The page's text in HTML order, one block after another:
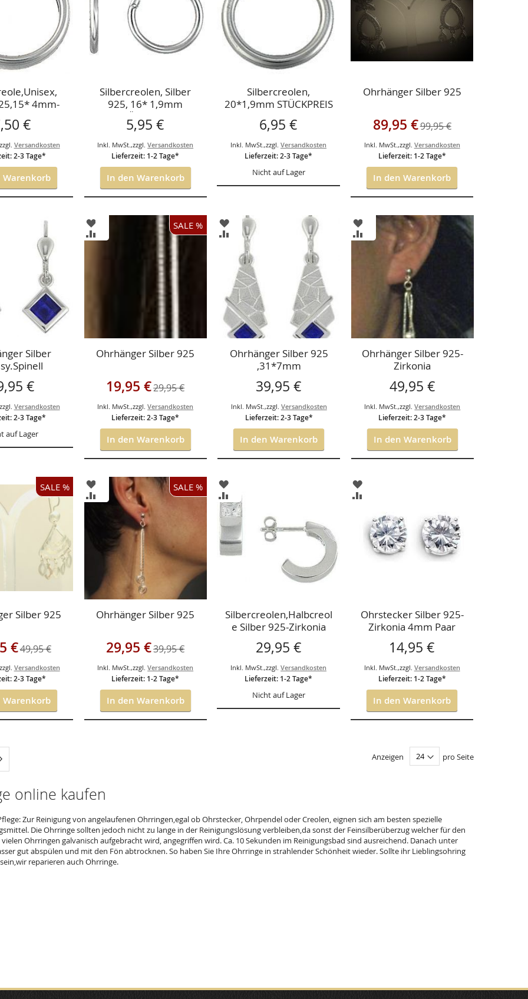
4mm-
€
zzgl. Versandkosten
2-3 Tage*
Warenkorb
Silbercreolen, Silber
925, 16* 1,9mm
STÜCKPREIS
5,95 €
Inkl. MwSt.,zzgl.Versandkosten
Lieferzeit: 1-2 Tage*
In den Warenkorb
Silbercreolen,
20*1,9mm STÜCKPREIS
6,95 €
Inkl. MwSt.,zzgl.Versandkosten
Lieferzeit: 2-3 Tage*
Nicht auf Lager
Ohrhänger Silber 925
Sonderangebot
89,95 €99,95 €
Inkl. MwSt.,zzgl. Versandkosten
Lieferzeit: 1-2 Tage*
In den Warenkorb
Silber
€
zzgl. Versandkosten
2-3 Tage*
auf Lager
ZUR
WUNSCHLISTE
HINZUFÜGEN
ZUR
VERGLEICHSLISTE
SALE %
Ohrhänger Silber 925
Sonderangebot
19,95 €29,95 €
Inkl. MwSt.,zzgl.Versandkosten
Lieferzeit: 2-3 Tage*
In den Warenkorb
ZUR
WUNSCHLISTE
HINZUFÜGEN
ZUR
VERGLEICHSLISTE
HINZUFÜGEN
Ohrhänger Silber 925
,31*7mm
39,95 €
Inkl. MwSt. ,zzgl. Versandkosten
Lieferzeit: 2-3 Tage*
In den Warenkorb
ZUR
WUNSCHLISTE
HINZUFÜGEN
ZUR
VERGLEICHSLISTE
HINZUFÜGEN
Ohrhänger Silber 925-
Zirkonia
49,95 €
Inkl. MwSt.,zzgl.Versandkosten
Lieferzeit: 2-3 Tage*
In den Warenkorb
SALE %
Silber 925
€49,95 €
zzgl. Versandkosten
2-3 Tage*
Warenkorb
ZUR
WUNSCHLISTE
HINZUFÜGEN
ZUR
VERGLEICHSLISTE
HINZUFÜGEN
SALE %
Ohrhänger Silber 925
Sonderangebot
29,95 €39,95 €
Inkl. MwSt.,zzgl.Versandkosten
Lieferzeit: 1-2 Tage*
In den Warenkorb
ZUR
WUNSCHLISTE
HINZUFÜGEN
ZUR
VERGLEICHSLISTE
HINZUFÜGEN
Silbercreolen,Halbcreol
e Silber 925-Zirkonia
29,95 €
Inkl. MwSt.,zzgl.Versandkosten
Lieferzeit: 1-2 Tage*
Nicht auf Lager
ZUR
WUNSCHLISTE
ZUR
HINZUFÜGEN
Ohrstecker Silber 925-
Zirkonia 4mm Paar
14,95 €
Inkl. MwSt. ,zzgl. Versandkosten
Lieferzeit: 1-2 Tage*
In den Warenkorb
Seite Anzeigen pro Seite
online kaufen
Zur Reinigung von angelaufenen Ohrringen,egal ob Ohrstecker, Ohrpendel oder Creolen, eignen sich am besten spezielle
Die Ohrringe sollten jedoch nicht zu lange in der Reinigungslösung verbleiben,da sonst der Feinsilberüberzug welcher für den
Ohrringen galvanisch aufgebracht wird, angegriffen wird. Ca. 10 Sekunden im Reinigungsbad sind ausreichend. Danach unter
gut abspülen und mit den Fön abtrocknen. So haben Sie Ihre Ohrringe in strahlender Schönheit wieder. Sollte ihr Lieblingsohring
reparieren auch Ohrringe.